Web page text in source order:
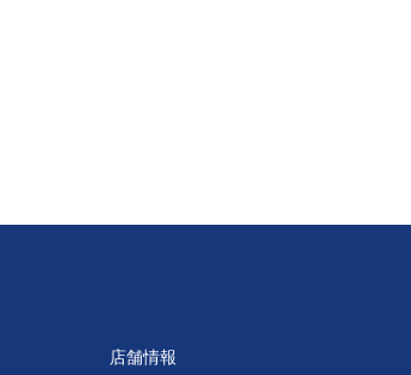
店舗情報